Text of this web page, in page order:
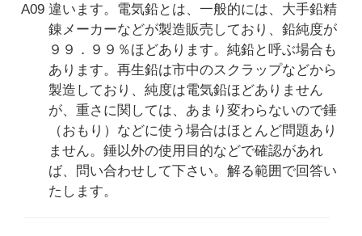
A09 違います。電気鉛とは、一般的には、大手鉛精
錬メーカーなどが製造販売しており、鉛純度が
９９．９９％ほどあります。純鉛と呼ぶ場合も
あります。再生鉛は市中のスクラップなどから
製造しており、純度は電気鉛ほどありません
が、重さに関しては、あまり変わらないので錘
（おもり）などに使う場合はほとんど問題あり
ません。錘以外の使用目的などで確認があれ
ば、問い合わせして下さい。解る範囲で回答い
たします。